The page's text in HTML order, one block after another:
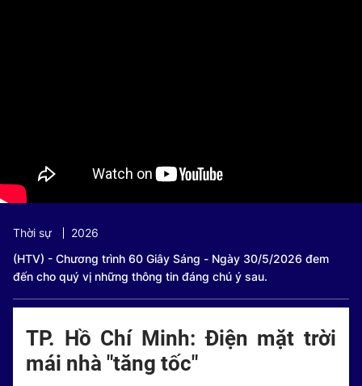
Thời sự
2026
(HTV) - Chương trình 60 Giây Sáng - Ngày 30/5/2026 đem
đến cho quý vị những thông tin đáng chú ý sau.
TP. Hồ Chí Minh: Điện mặt trời
mái nhà "tăng tốc"